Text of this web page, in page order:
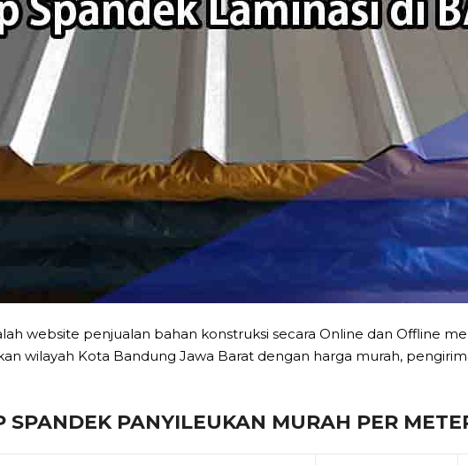
website penjualan bahan konstruksi secara Online dan Offline
wilayah Kota Bandung Jawa Barat dengan harga murah,
SPANDEK PANYILEUKAN MURAH PER